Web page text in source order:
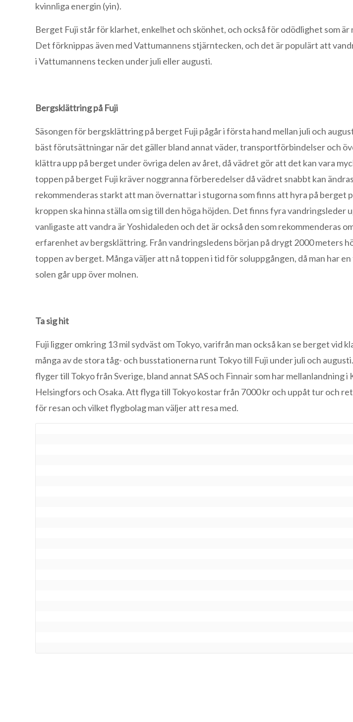
kvinnliga energin (yin).
Berget Fuji står för klarhet, enkelhet och skönhet, och också för odödlighet som är
Det förknippas även med Vattumannens stjärntecken, och det är populärt att
i Vattumannens tecken under juli eller augusti.
Bergsklättring på Fuji
Säsongen för bergsklättring på berget Fuji pågår i första hand mellan juli och
bäst förutsättningar när det gäller bland annat väder, transportförbindelser och
klättra upp på berget under övriga delen av året, då vädret gör att det kan vara
toppen på berget Fuji kräver noggranna förberedelser då vädret snabbt kan
rekommenderas starkt att man övernattar i stugorna som finns att hyra på berget
kroppen ska hinna ställa om sig till den höga höjden. Det finns fyra vandringsleder
vanligaste att vandra är Yoshidaleden och det är också den som rekommenderas
erfarenhet av bergsklättring. Från vandringsledens början på drygt 2000 meters
toppen av berget. Många väljer att nå toppen i tid för soluppgången, då man har
solen går upp över molnen.
Ta sig hit
Fuji ligger omkring 13 mil sydväst om Tokyo, varifrån man också kan se berget vid
många av de stora tåg- och busstationerna runt Tokyo till Fuji under juli och
flyger till Tokyo från Sverige, bland annat SAS och Finnair som har mellanlandning
Helsingfors och Osaka. Att flyga till Tokyo kostar från 7000 kr och uppåt tur och
för resan och vilket flygbolag man väljer att resa med.